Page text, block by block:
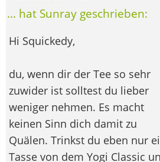
... hat Sunray geschrieben:
Hi Squickedy,
du, wenn dir der Tee so sehr
zuwider ist solltest du lieber
weniger nehmen. Es macht
keinen Sinn dich damit zu
Quälen. Trinkst du eben nur
Tasse von dem Yogi Classic